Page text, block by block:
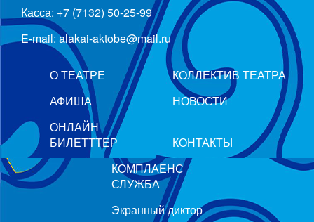
Касса: +7 (7132) 50-25-99
E-mail: alakai-aktobe@mail.ru
О ТЕАТРЕ
КОЛЛЕКТИВ ТЕАТРА
АФИША
НОВОСТИ
ОНЛАЙН
БИЛЕТТТЕР
КОНТАКТЫ
КОМПЛАЕНС
СЛУЖБА
Экранный диктор